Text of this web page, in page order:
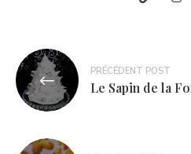
Navigation
de
l’article
PRÉCÉDENT POST
Le Sapin de la